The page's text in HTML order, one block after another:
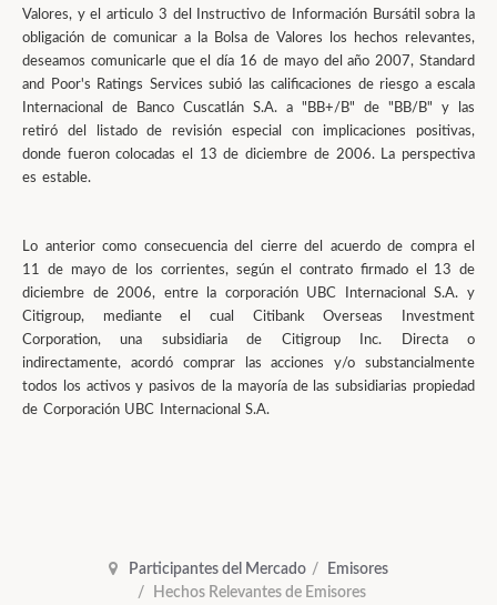
Valores, y el articulo 3 del Instructivo de Información Bursátil sobra la
obligación de comunicar a la Bolsa de Valores los hechos relevantes,
deseamos comunicarle que el día 16 de mayo del año 2007, Standard
and Poor's Ratings Services subió las calificaciones de riesgo a escala
Internacional de Banco Cuscatlán S.A. a "BB+/B" de "BB/B" y las
retiró del listado de revisión especial con implicaciones positivas,
donde fueron colocadas el 13 de diciembre de 2006. La perspectiva
es estable.
Lo anterior como consecuencia del cierre del acuerdo de compra el
11 de mayo de los corrientes, según el contrato firmado el 13 de
diciembre de 2006, entre la corporación UBC Internacional S.A. y
Citigroup, mediante el cual Citibank Overseas Investment
Corporation, una subsidiaria de Citigroup Inc. Directa o
indirectamente, acordó comprar las acciones y/o substancialmente
todos los activos y pasivos de la mayoría de las subsidiarias propiedad
de Corporación UBC Internacional S.A.
Participantes del Mercado
Emisores
Hechos Relevantes de Emisores